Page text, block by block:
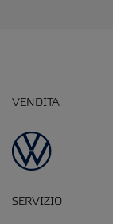
VENDITA
SERVIZIO